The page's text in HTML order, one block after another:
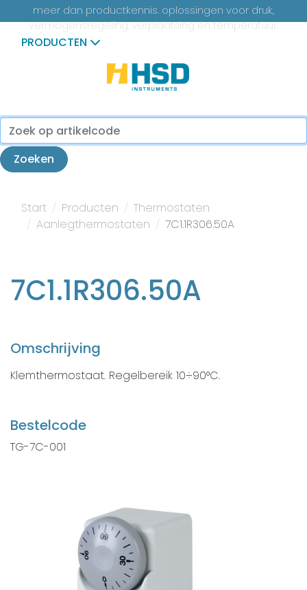
meer dan productkennis. oplossingen voor druk,
vermogensregeling, verplaatsing en temperatuur.
PRODUCTEN
...
Zoeken
Start Producten
Thermostaten
Aanlegthermostaten
7C1.1R306.50A
7C1.1R306.50A
Omschrijving
Klemthermostaat. Regelbereik 10÷90°C.
Bestelcode
TG-7C-001